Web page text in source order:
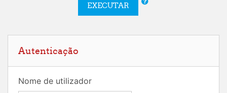
EXECUTAR
Autenticação
Nome de utilizador